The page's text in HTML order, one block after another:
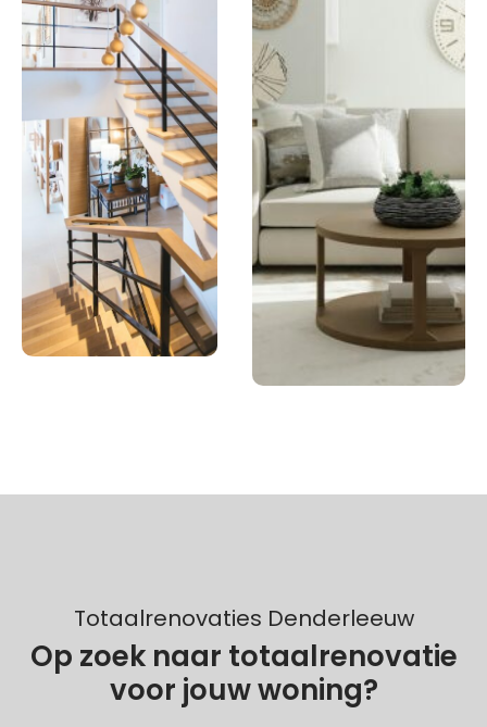
Totaalrenovaties Denderleeuw
Op zoek naar totaalrenovatie
voor jouw woning?